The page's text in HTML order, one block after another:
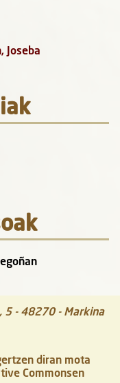
Joseba
5 - 48270- Markina
diran mota
Commonsen